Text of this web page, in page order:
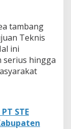
tambang
Teknis
ini
serius hingga
STE